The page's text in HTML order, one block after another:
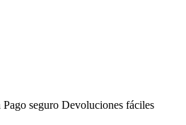
Pago seguro Devoluciones fáciles